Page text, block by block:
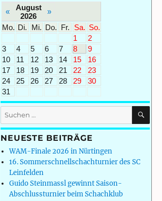
«
August
2026
»
Mo. Di. Mi. Do. Fr. Sa. So.
1
2
3
4 5 6 7 8
9
10
11 12 13 14 15
16
17
18 19 20 21 22
23
24
25 26 27 28 29
30
31
Suchen
nach:
NEUESTE BEITRÄGE
WAM-Finale 2026 in Nürtingen
16. Sommerschnellschachturnier des SC
Leinfelden
Guido Steinmassl gewinnt Saison-
Abschlussturnier beim Schachklub